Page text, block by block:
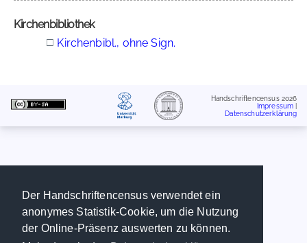
Der Handschriftencensus verwendet ein
anonymes Statistik-Cookie, um die Nutzung
der Online-Präsenz auswerten zu können.
Kirchenbibliothek
□ Kirchenbibl., ohne Sign.
Handschriftencensus 2026
Impressum
Datenschutzerklärung